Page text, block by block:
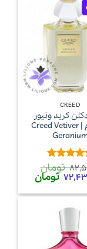
CREED
کرید وتیور
گرانیوم | Creed Vetiver
5از
تومان
82,500,000 تومان
تومان
است.